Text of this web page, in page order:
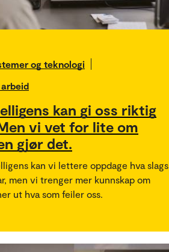
og teknologi
kan gi oss riktig
vi vet for lite om
gjør det.
kan vi lettere oppdage hva slags
men vi trenger mer kunnskap om
ut hva som feiler oss.